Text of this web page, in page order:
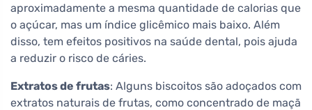
aproximadamente a mesma quantidade de calorias que
o açúcar, mas um índice glicêmico mais baixo. Além
disso, tem efeitos positivos na saúde dental, pois ajuda
a reduzir o risco de cáries.
Extratos de frutas: Alguns biscoitos são adoçados com
extratos naturais de frutas, como concentrado de maçã